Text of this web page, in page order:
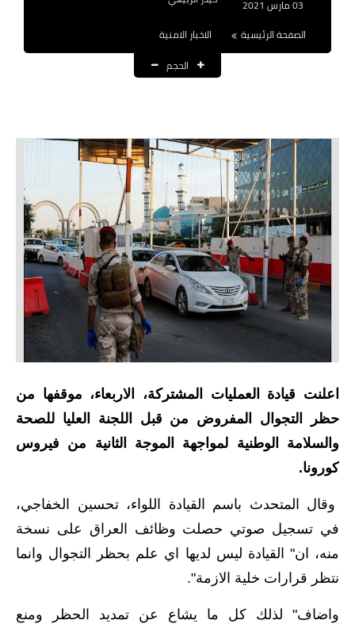
العقود والاجور اليومية
القروض والسلف
المنح المالية
قطع الاراضي
اخبار العراق
الاخبار السياسية
الاخبار الامنية
الاخبار الاقتصادية
الاخبار الرياضية
المدارس
نتائج الامتحانات
المرحلة الابتدائية
الصفحة الرئيسية
الاخبار الامنية
الحجم
اعلنت قيادة العمليات المشتركة، الاربعاء، موقفها من
حظر التجوال المفروض من قبل اللجنة العليا للصحة
والسلامة الوطنية لمواجهة الموجة الثانية من فيروس
كورونا.
وقال المتحدث باسم القيادة اللواء، تحسين الخفاجي،
في تسجيل صوتي حصلت وظائف العراق على نسخة
منه، ان" القيادة ليس لديها اي علم بحظر التجوال وانما
نتظر قرارات خلية الازمة".
واضاف" لذلك كل ما يشاع عن تمديد الحظر ومنع